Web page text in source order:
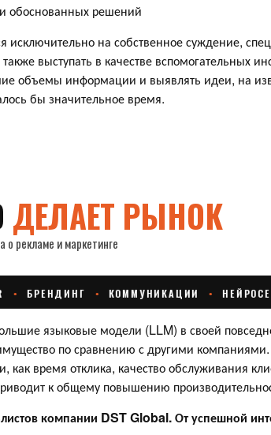
обоснованных решений
исключительно на собственное суждение,
выступать в качестве вспомогательных
объемы информации и выявлять идеи, на
бы значительное время.
языковые модели (LLM) в своей
по сравнению с другими компаниями.
как время отклика, качество обслуживания
к общему повышению
компании DST Global. От успешной